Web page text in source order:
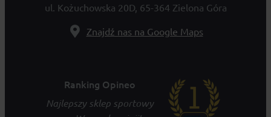
ul. Kożuchowska 20D, 65-364 Zielona Góra
Znajdź nas na Google Maps
Ranking Opineo
Najlepszy sklep sportowy